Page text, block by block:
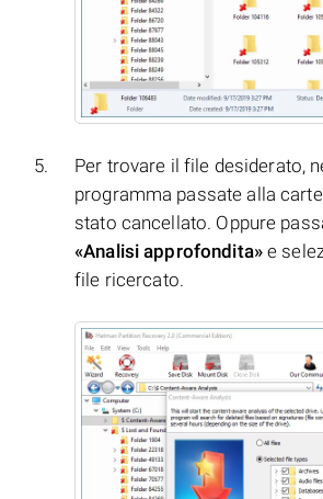
Per trovare il file desiderato,
programma passate alla
stato cancellato. Oppure
«Analisi approfondita»e
file ricercato.